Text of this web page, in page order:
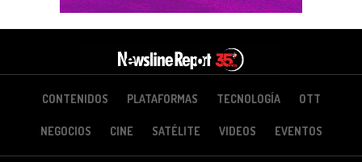
CONTENIDOS PLATAFORMAS TECNOLOGÍA OTT
NEGOCIOS CINE SATÉLITE VIDEOS EVENTOS